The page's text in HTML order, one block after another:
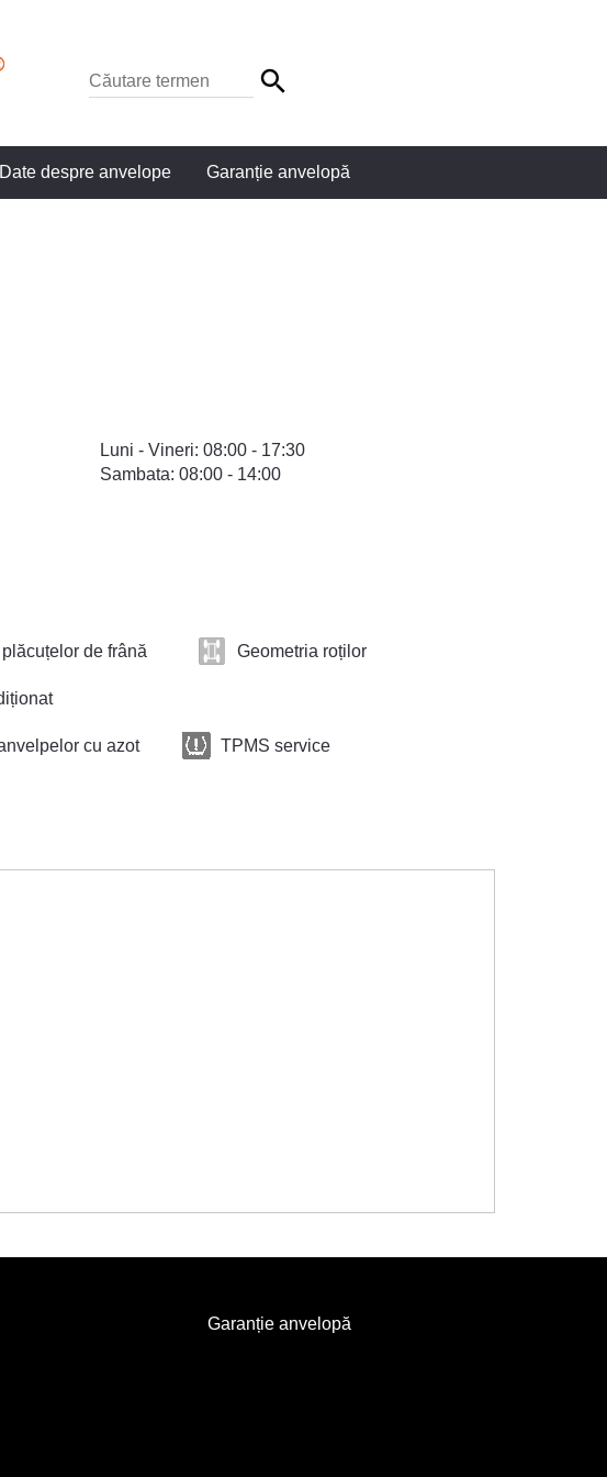
Date despre anvelope Garanție anvelopă
Luni - Vineri: 08:00 - 17:30
Sambata: 08:00 - 14:00
plăcuțelor de frână Geometria roților
cu azot TPMS service
Garanție anvelopă